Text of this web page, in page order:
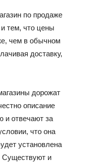
по продаже
тем, что цены
чем в обычном
доставку,
дорожат
описание
и отвечают за
что она
установлена
Существуют и